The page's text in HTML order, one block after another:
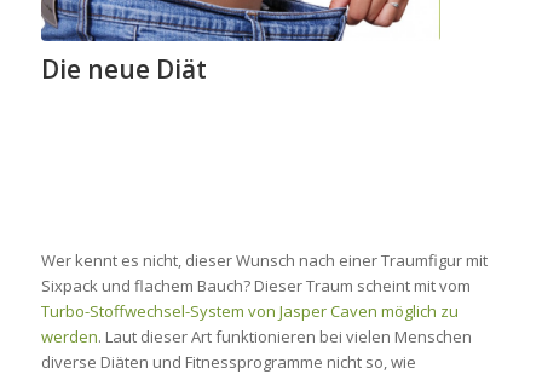
Die neue Diät
Wer kennt es nicht, dieser Wunsch nach einer Traumfigur mit
Sixpack und flachem Bauch? Dieser Traum scheint mit vom
Turbo-Stoffwechsel-System von Jasper Caven möglich zu
werden. Laut dieser Art funktionieren bei vielen Menschen
diverse Diäten und Fitnessprogramme nicht so, wie